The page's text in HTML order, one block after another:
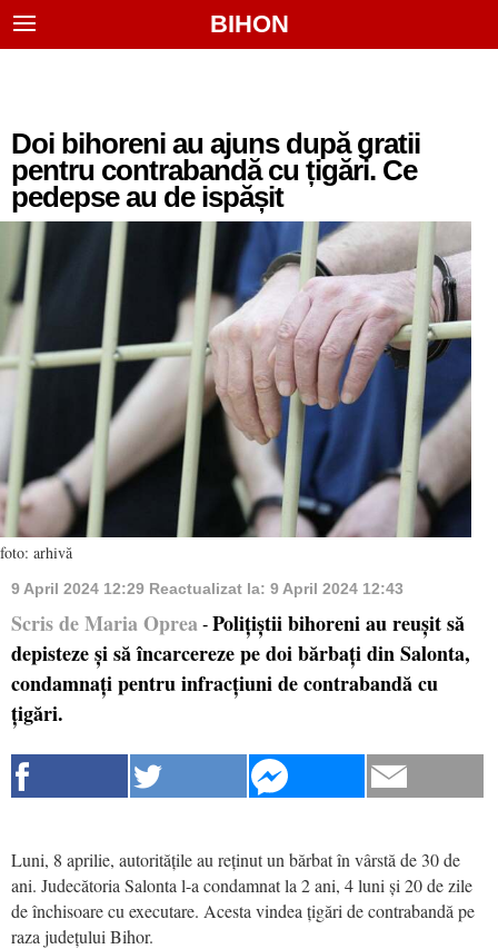
BIHON
Doi bihoreni au ajuns după gratii
pentru contrabandă cu țigări. Ce
pedepse au de ispășit
foto: arhivă
9 April 2024 12:29 Reactualizat la: 9 April 2024 12:43
Scris de Maria Oprea - Polițiștii bihoreni au reușit să
depisteze și să încarcereze pe doi bărbați din Salonta,
condamnați pentru infracțiuni de contrabandă cu
țigări.
Luni, 8 aprilie, autoritățile au reținut un bărbat în vârstă de 30 de
ani. Judecătoria Salonta l-a condamnat la 2 ani, 4 luni și 20 de zile
de închisoare cu executare. Acesta vindea țigări de contrabandă pe
raza județului Bihor.